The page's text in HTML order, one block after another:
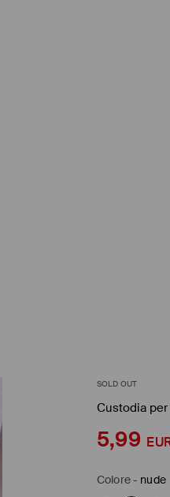
SOLD OUT
Custodia
5,99
Colore- nude